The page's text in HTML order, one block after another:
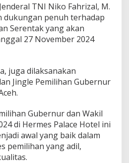
TNI Niko Fahrizal, M.
dukungan penuh terhadap
Serentak yang akan
27 November 2024
juga dilaksanakan
Jingle Pemilihan Gubernur
Gubernur dan Wakil
di Hermes Palace Hotel ini
awal yang baik dalam
pemilihan yang adil,